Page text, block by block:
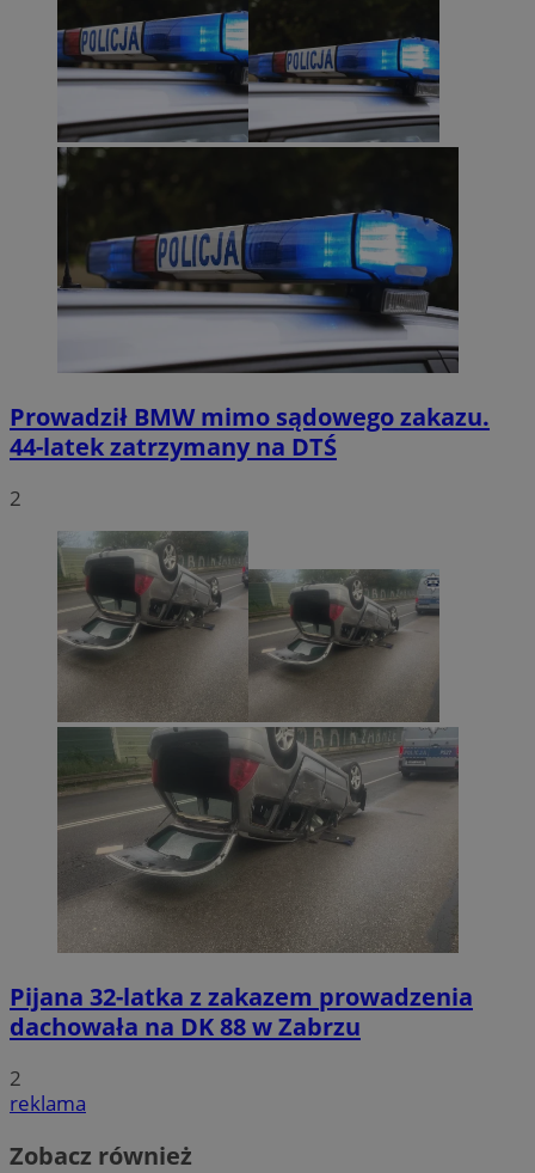
Prowadził BMW mimo sądowego zakazu.
44-latek zatrzymany na DTŚ
2
Pijana 32-latka z zakazem prowadzenia
dachowała na DK 88 w Zabrzu
2
reklama
Zobacz również